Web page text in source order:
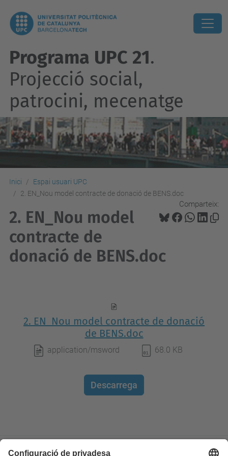
Programa UPC 21.
Projecció social,
patrocini, mecenatge
Inici
Espai usuari UPC
2. EN_Nou model contracte de donació de BENS.doc
Comparteix:
2. EN_Nou model
contracte de
donació de BENS.doc
2. EN_Nou model contracte de donació
de BENS.doc
application/msword 68.0 KB
Descarrega